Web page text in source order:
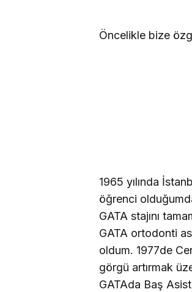
Öncelikle bize
1965 yılında
öğrenci
GATA stajını
GATA ortodonti
oldum. 1977de
görgü artırmak
GATAda Baş